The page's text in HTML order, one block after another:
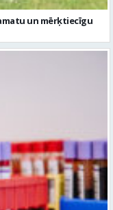
un mērķtiecīgu